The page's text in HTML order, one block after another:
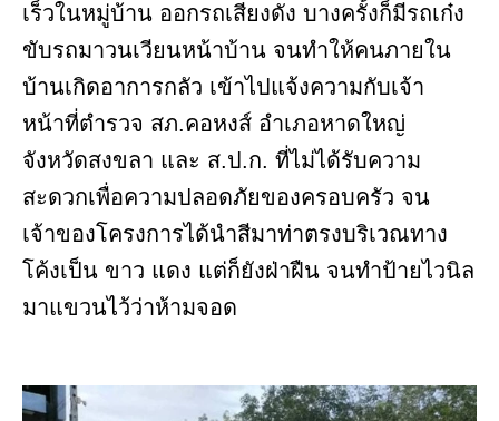
เร็วในหมู่บ้าน ออกรถเสียงดัง บางครั้งก็มีรถเก๋ง
ขับรถมาวนเวียนหน้าบ้าน จนทำให้คนภายใน
บ้านเกิดอาการกลัว เข้าไปแจ้งความกับเจ้า
หน้าที่ตำรวจ สภ.คอหงส์ อำเภอหาดใหญ่
จังหวัดสงขลา และ ส.ป.ก. ที่ไม่ได้รับความ
สะดวกเพื่อความปลอดภัยของครอบครัว จน
เจ้าของโครงการได้นำสีมาท่าตรงบริเวณทาง
โค้งเป็น ขาว แดง แต่ก็ยังฝ่าฝืน จนทำป้ายไวนิล
มาแขวนไว้ว่าห้ามจอด